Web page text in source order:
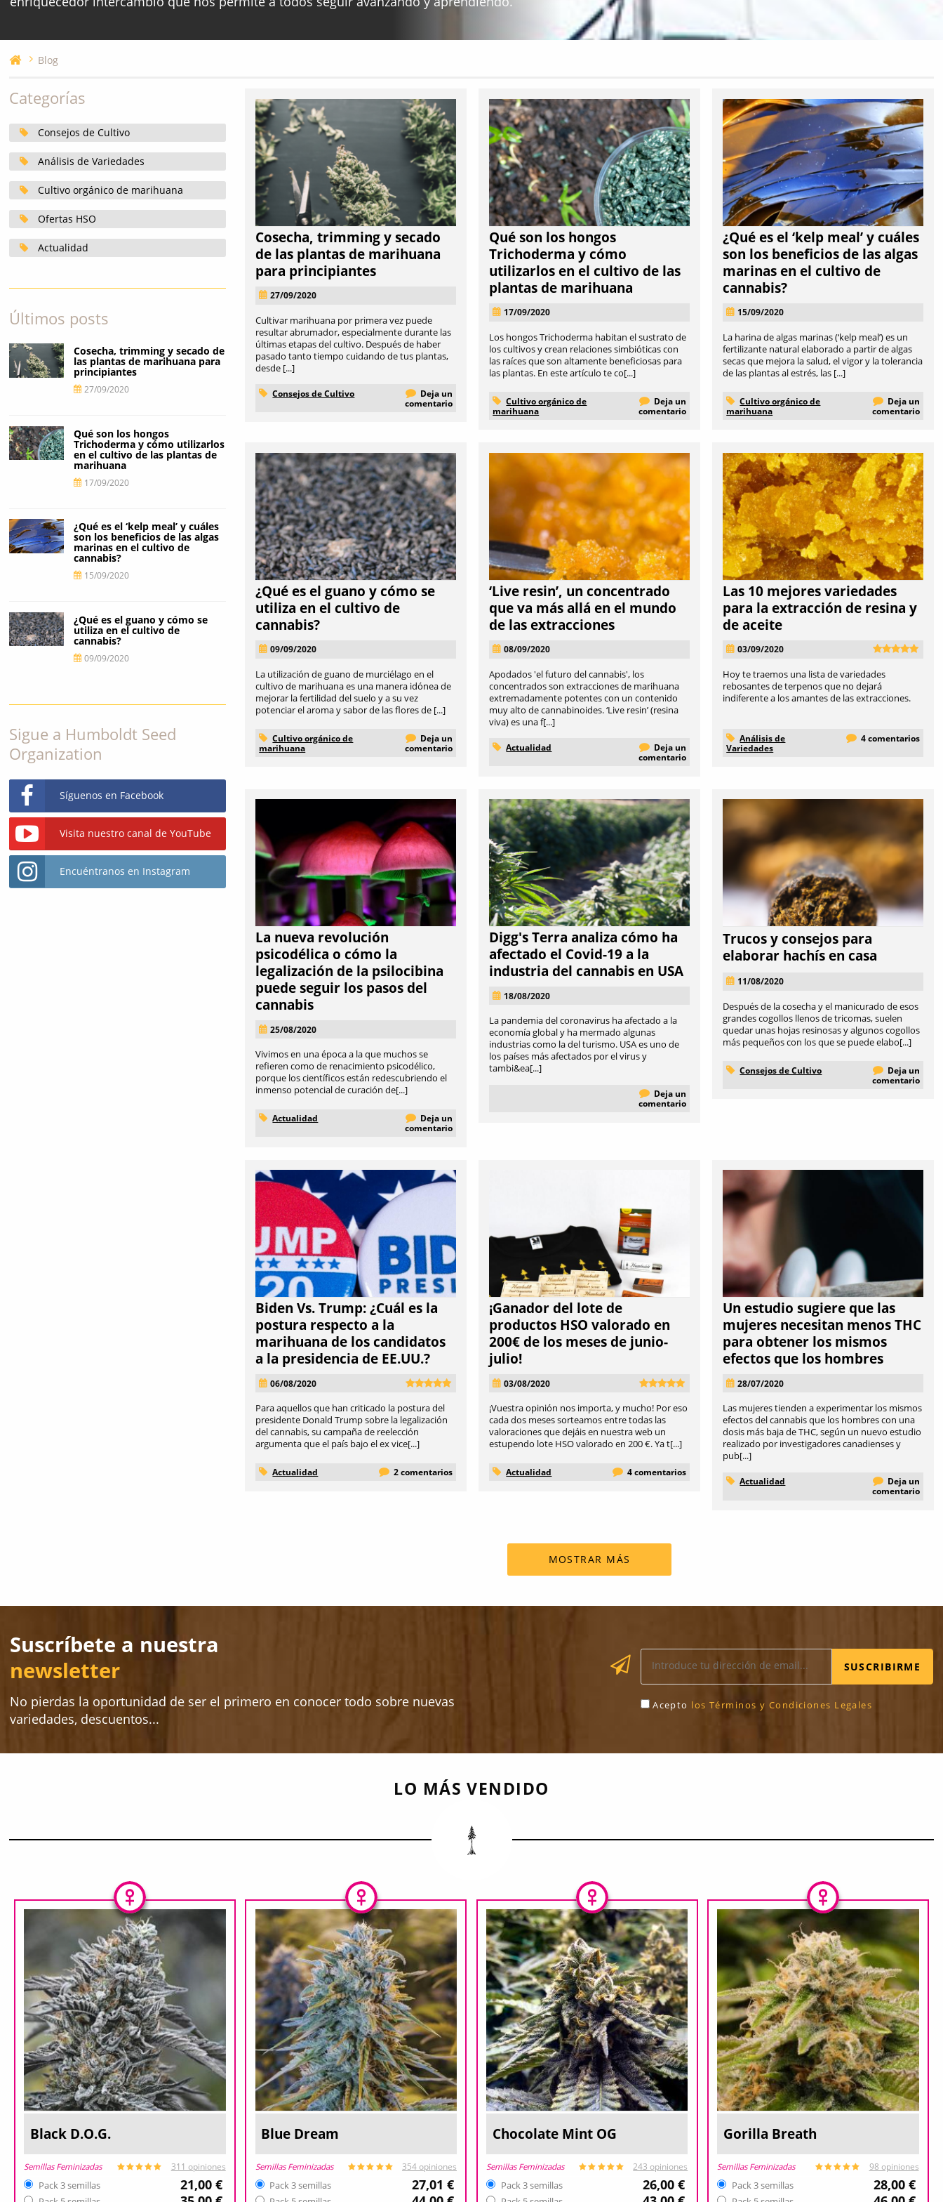
Blog
Cosecha, trimming y secado
de las plantas de marihuana
para principiantes
27/09/2020
Cultivar marihuana por primera vez puede
resultar abrumador, especialmente durante las
últimas etapas del cultivo. Después de haber
pasado tanto tiempo cuidando de tus plantas,
desde [...]
Consejos de Cultivo
Deja un
comentario
Qué son los hongos
Trichoderma y cómo
utilizarlos en el cultivo de las
plantas de marihuana
17/09/2020
Los hongos Trichoderma habitan el sustrato de
los cultivos y crean relaciones simbióticas con
las raíces que son altamente beneficiosas para
las plantas. En este artículo te co[...]
Cultivo orgánico de
marihuana
Deja un
comentario
¿Qué es el ‘kelp meal’ y cuáles
son los beneficios de las algas
marinas en el cultivo de
cannabis?
15/09/2020
La harina de algas marinas (‘kelp meal’) es un
fertilizante natural elaborado a partir de algas
secas que mejora la salud, el vigor y la tolerancia
de las plantas al estrés, las [...]
Cultivo orgánico de
marihuana
Deja un
comentario
¿Qué es el guano y cómo se
utiliza en el cultivo de
cannabis?
09/09/2020
La utilización de guano de murciélago en el
cultivo de marihuana es una manera idónea de
mejorar la fertilidad del suelo y a su vez
potenciar el aroma y sabor de las flores de [...]
Cultivo orgánico de
marihuana
Deja un
comentario
‘Live resin’, un concentrado
que va más allá en el mundo
de las extracciones
08/09/2020
Apodados 'el futuro del cannabis', los
concentrados son extracciones de marihuana
extremadamente potentes con un contenido
muy alto de cannabinoides. ‘Live resin’ (resina
viva) es una f[...]
Actualidad
Deja un
comentario
Las 10 mejores variedades
para la extracción de resina y
de aceite
03/09/2020
Hoy te traemos una lista de variedades
rebosantes de terpenos que no dejará
indiferente a los amantes de las extracciones.
Análisis de
Variedades
4 comentarios
La nueva revolución
psicodélica o cómo la
legalización de la psilocibina
puede seguir los pasos del
cannabis
25/08/2020
Vivimos en una época a la que muchos se
refieren como de renacimiento psicodélico,
porque los científicos están redescubriendo el
inmenso potencial de curación de[...]
Actualidad
Deja un
comentario
Digg's Terra analiza cómo ha
afectado el Covid-19 a la
industria del cannabis en USA
18/08/2020
La pandemia del coronavirus ha afectado a la
economía global y ha mermado algunas
industrias como la del turismo. USA es uno de
los países más afectados por el virus y
tambi&ea[...]
Deja un
comentario
Trucos y consejos para
elaborar hachís en casa
11/08/2020
Después de la cosecha y el manicurado de esos
grandes cogollos llenos de tricomas, suelen
quedar unas hojas resinosas y algunos cogollos
más pequeños con los que se puede elabo[...]
Consejos de Cultivo
Deja un
comentario
Biden Vs. Trump: ¿Cuál es la
postura respecto a la
marihuana de los candidatos
a la presidencia de EE.UU.?
06/08/2020
Para aquellos que han criticado la postura del
presidente Donald Trump sobre la legalización
del cannabis, su campaña de reelección
argumenta que el país bajo el ex vice[...]
Actualidad 2 comentarios
¡Ganador del lote de
productos HSO valorado en
200€ de los meses de junio-
julio!
03/08/2020
¡Vuestra opinión nos importa, y mucho! Por eso
cada dos meses sorteamos entre todas las
valoraciones que dejáis en nuestra web un
estupendo lote HSO valorado en 200 €. Ya t[...]
Actualidad 4 comentarios
Un estudio sugiere que las
mujeres necesitan menos THC
para obtener los mismos
efectos que los hombres
28/07/2020
Las mujeres tienden a experimentar los mismos
efectos del cannabis que los hombres con una
dosis más baja de THC, según un nuevo estudio
realizado por investigadores canadienses y
pub[...]
Actualidad
Deja un
comentario
MOSTRAR MÁS
Categorías
Consejos de Cultivo
Análisis de Variedades
Cultivo orgánico de marihuana
Ofertas HSO
Actualidad
Últimos posts
Cosecha, trimming y secado de
las plantas de marihuana para
principiantes
27/09/2020
Qué son los hongos
Trichoderma y cómo utilizarlos
en el cultivo de las plantas de
marihuana
17/09/2020
¿Qué es el ‘kelp meal’ y cuáles
son los beneficios de las algas
marinas en el cultivo de
cannabis?
15/09/2020
¿Qué es el guano y cómo se
utiliza en el cultivo de
cannabis?
09/09/2020
Sigue a Humboldt Seed
Organization
Síguenos en Facebook
Visita nuestro canal de YouTube
Encuéntranos en Instagram
Suscríbete a nuestra
newsletter
No pierdas la oportunidad de ser el primero en conocer todo sobre nuevas
variedades, descuentos...
SUSCRIBIRME
Acepto los Términos y Condiciones Legales
LO MÁS VENDIDO
Black D.O.G.
Semillas Feminizadas 311 opiniones
Pack 3 semillas 21,00 €
Blue Dream
Semillas Feminizadas 354 opiniones
Pack 3 semillas 27,01 €
Chocolate Mint OG
Semillas Feminizadas 243 opiniones
Pack 3 semillas 26,00 €
Gorilla Breath
Semillas Feminizadas 98 opiniones
Pack 3 semillas 28,00 €